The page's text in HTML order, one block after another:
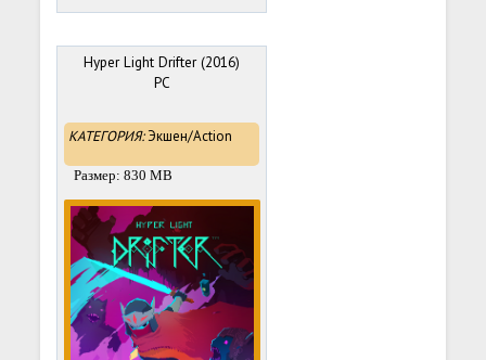
Hyper Light Drifter (2016)
PC
КАТЕГОРИЯ:Экшен/Action
Размер: 830 MB